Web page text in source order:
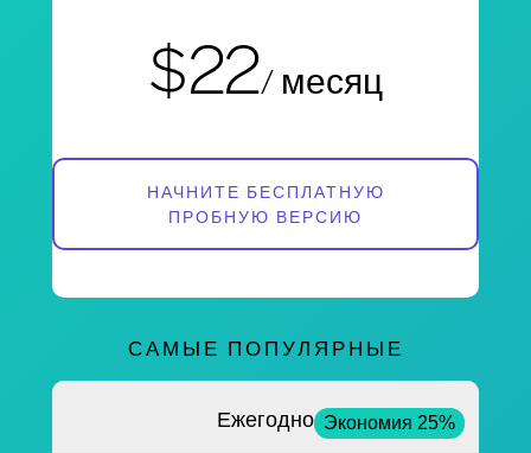
$22/ месяц
НАЧНИТЕ БЕСПЛАТНУЮ
ПРОБНУЮ ВЕРСИЮ
САМЫЕ ПОПУЛЯРНЫЕ
Ежегодно Экономия 25%